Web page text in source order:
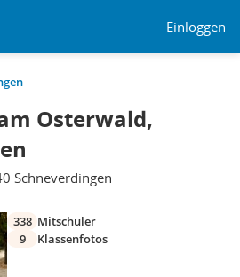
Einloggen
Osterwald,
Schneverdingen
338 Mitschüler
9
Klassenfotos